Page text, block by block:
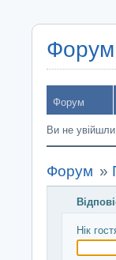
Форум
Ви не
Форум »
Нік